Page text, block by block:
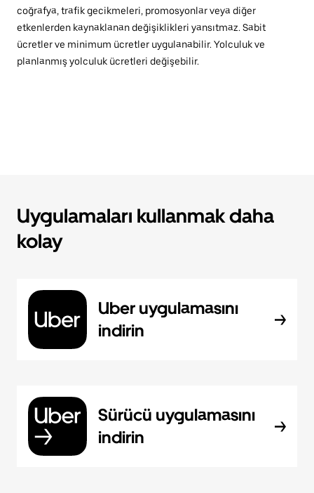
coğrafya, trafik gecikmeleri, promosyonlar veya diğer
etkenlerden kaynaklanan değişiklikleri yansıtmaz. Sabit
ücretler ve minimum ücretler uygulanabilir. Yolculuk ve
planlanmış yolculuk ücretleri değişebilir.
Uygulamaları kullanmak daha
kolay
Uber uygulamasını
indirin
Sürücü uygulamasını
indirin